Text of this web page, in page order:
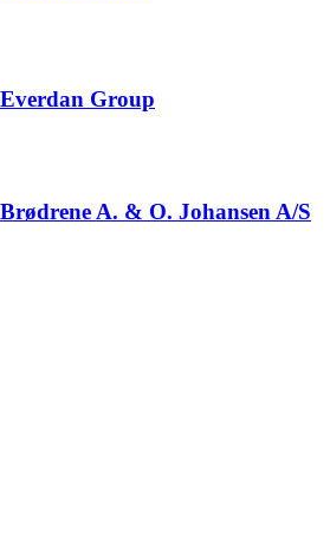
Group
A. & O. Johansen A/S